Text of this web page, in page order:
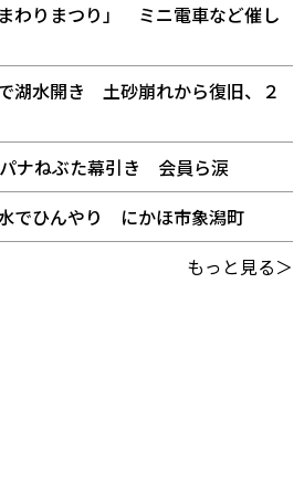
わりまつり」 ミニ電車など催し
湖水開き 土砂崩れから復旧、２
ナねぶた幕引き 会員ら涙
でひんやり にかほ市象潟町
もっと見る＞